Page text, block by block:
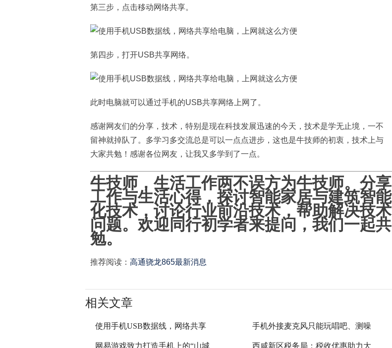
第三步，点击移动网络共享。
第四步，打开USB共享网络。
此时电脑就可以通过手机的USB共享网络上网了。
感谢网友们的分享，技术，特别是现在科技发展迅速的今天，技术是学无止境，一不
留神就掉队了。多学习多交流总是可以一点点进步，这也是牛技师的初衷，技术上与
大家共勉！感谢各位网友，让我又多学到了一点。
牛技师，生活工作两不误方为牛技师。分享
工作与生活心得，探讨智能家居与建筑智能
化技术，讨论行业前沿技术，帮助解决技术
问题。欢迎同行初学者来提问，我们一起共
勉。
推荐阅读： 高通骁龙865最新消息
相关文章
使用手机USB数据线，网络共享 手机外接麦克风只能玩唱吧、测噪
网易游戏致力打造手机上的“山城 西咸新区税务局：税收优惠助力大